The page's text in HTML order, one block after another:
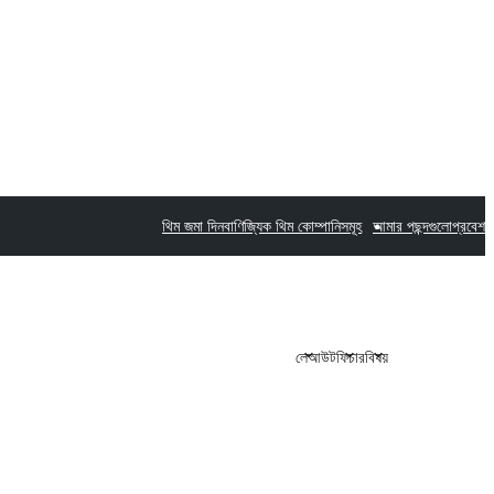
থিম জমা দিনবাণিজ্যিক থিম কোম্পানিসমূহ আমার পছন্দগুলোপ্রবেশ
লেআউটফিচারবিষয়